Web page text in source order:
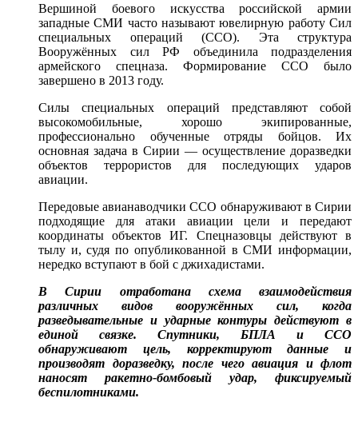
Вершиной боевого искусства российской армии
западные СМИ часто называют ювелирную работу Сил
специальных операций (ССО). Эта структура
Вооружённых сил РФ объединила подразделения
армейского спецназа. Формирование ССО было
завершено в 2013 году.
Силы специальных операций представляют собой
высокомобильные, хорошо экипированные,
профессионально обученные отряды бойцов. Их
основная задача в Сирии — осуществление доразведки
объектов террористов для последующих ударов
авиации.
Передовые авианаводчики ССО обнаруживают в Сирии
подходящие для атаки авиации цели и передают
координаты объектов ИГ. Спецназовцы действуют в
тылу и, судя по опубликованной в СМИ информации,
нередко вступают в бой с джихадистами.
В Сирии отработана схема взаимодействия
различных видов вооружённых сил, когда
разведывательные и ударные контуры действуют в
единой связке. Спутники, БПЛА и ССО
обнаруживают цель, корректируют данные и
производят доразведку, после чего авиация и флот
наносят ракетно-бомбовый удар, фиксируемый
беспилотниками.